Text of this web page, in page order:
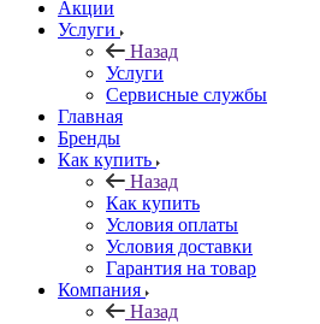
Акции
Услуги
Назад
Услуги
Сервисные службы
Главная
Бренды
Как купить
Назад
Как купить
Условия оплаты
Условия доставки
Гарантия на товар
Компания
Назад